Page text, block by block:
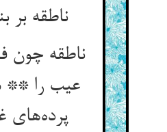
ناطقه بر
ناطقه چون
عیب را **
پرده‌‌های